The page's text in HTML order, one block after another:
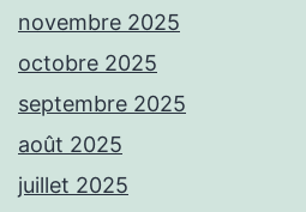
novembre 2025
octobre 2025
septembre 2025
août 2025
juillet 2025